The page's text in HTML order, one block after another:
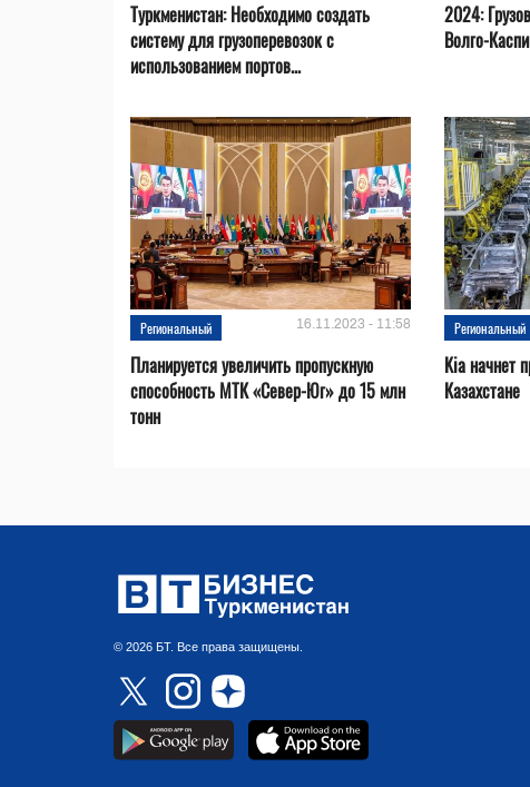
Туркменистан: Необходимо создать
систему для грузоперевозок с
использованием портов...
2024:
Волго-
Региональный 16.11.2023 - 11:58
Планируется увеличить пропускную
способность МТК «Север-Юг» до 15 млн
тонн
Региональный
Kia начнет
Казахстане
© 2026 БТ. Все права защищены.